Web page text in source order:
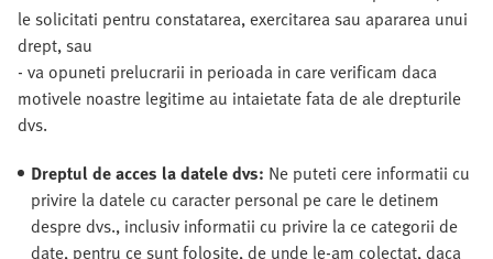
le solicitati pentru constatarea, exercitarea sau apararea unui
drept, sau
- va opuneti prelucrarii in perioada in care verificam daca
motivele noastre legitime au intaietate fata de ale drepturile
dvs.
Dreptul de acces la datele dvs: Ne puteti cere informatii cu
privire la datele cu caracter personal pe care le detinem
despre dvs., inclusiv informatii cu privire la ce categorii de
date, pentru ce sunt folosite, de unde le-am colectat, daca